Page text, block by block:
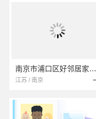
南京市浦口区好邻居家政服务中心
江苏 / 南京